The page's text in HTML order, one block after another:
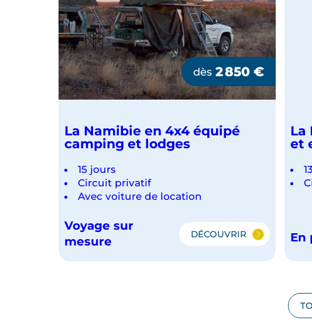
dès 2 850€
La Namibie en 4x4 équipé
camping et lodges
15 jours
Circuit privatif
Avec voiture de location
Voyage sur
mesure
DÉCOUVRIR
LA
EN
La
et
En